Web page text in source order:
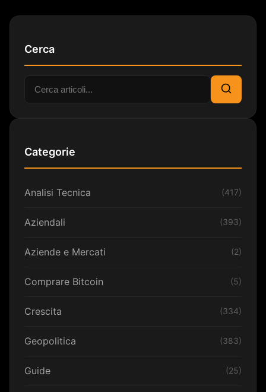
Cerca
Cerca:
Cerca
Categorie
Analisi Tecnica (417)
Aziendali (393)
Aziende e Mercati (2)
Comprare Bitcoin (5)
Crescita (334)
Geopolitica (383)
Guide (25)